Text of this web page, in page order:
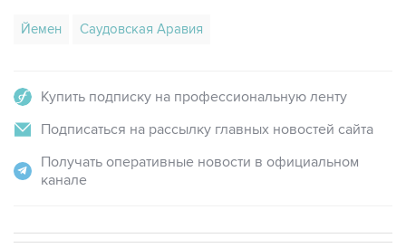
Йемен Саудовская Аравия
Купить подписку на профессиональную ленту
Подписаться на рассылку главных новостей сайта
Получать оперативные новости в официальном
канале